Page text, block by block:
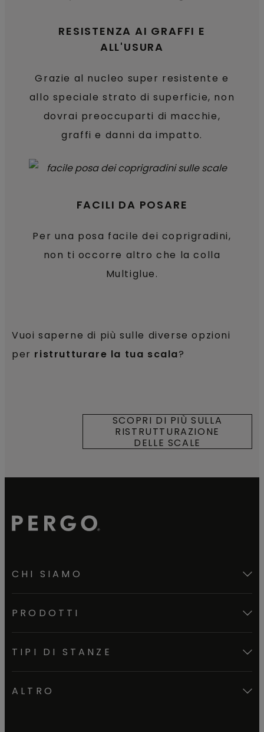
RESISTENZA AI GRAFFI E
ALL'USURA
Grazie al nucleo super resistente e
allo speciale strato di superficie, non
dovrai preoccuparti di macchie,
graffi e danni da impatto.
FACILI DA POSARE
Per una posa facile dei coprigradini,
non ti occorre altro che la colla
Multiglue.
Vuoi saperne di più sulle diverse opzioni
per ristrutturare la tua scala?
SCOPRI DI PIÙ SULLA
RISTRUTTURAZIONE
DELLE SCALE
CHI SIAMO
PRODOTTI
TIPI DI STANZE
ALTRO